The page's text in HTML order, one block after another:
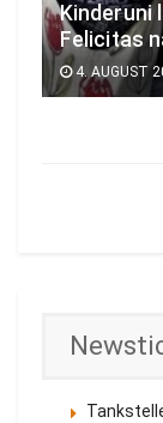
Kinderuni
Felicitas
4. AUGUST